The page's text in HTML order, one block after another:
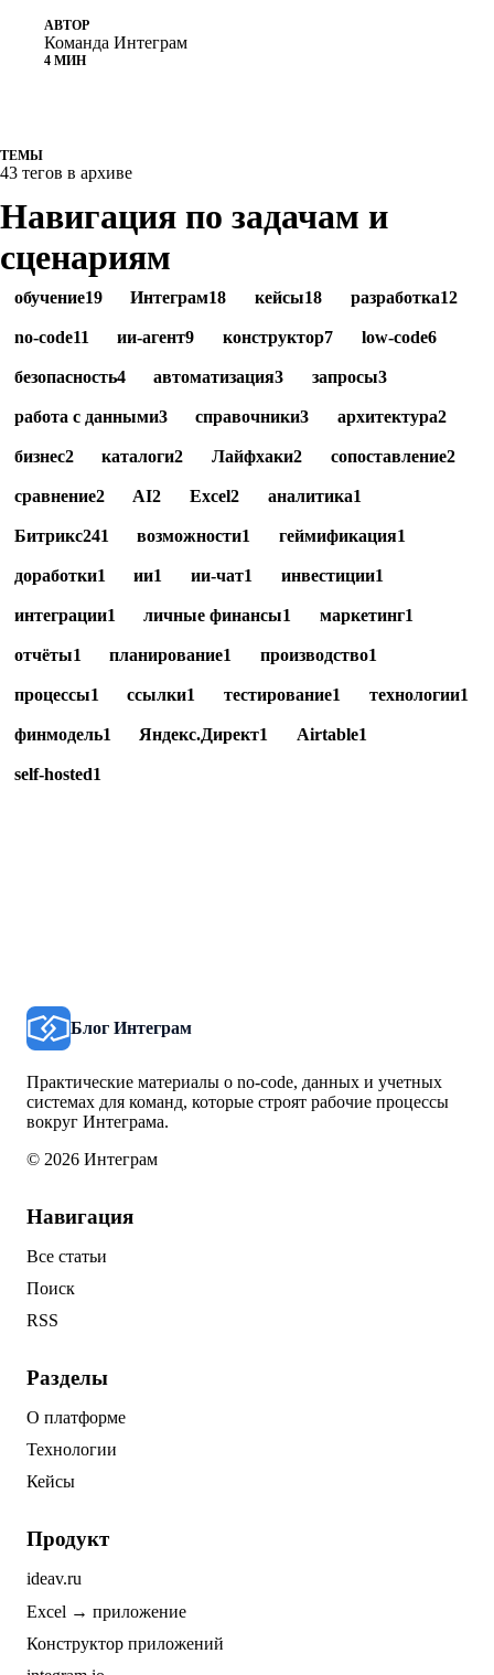
АВТОР
Команда Интеграм
4 МИН
ТЕМЫ
43 тегов в архиве
Навигация по задачам и
сценариям
обучение19 Интеграм18 кейсы18 разработка12
no-code11 ии-агент9 конструктор7 low-code6
безопасность4 автоматизация3 запросы3
работа с данными3 справочники3 архитектура2
бизнес2 каталоги2 Лайфхаки2 сопоставление2
сравнение2 AI2 Excel2 аналитика1
Битрикс241 возможности1 геймификация1
доработки1 ии1 ии-чат1 инвестиции1
интеграции1 личные финансы1 маркетинг1
отчёты1 планирование1 производство1
процессы1 ссылки1 тестирование1 технологии1
финмодель1 Яндекс.Директ1 Airtable1
self-hosted1
Блог Интеграм
Практические материалы о no-code, данных и учетных
системах для команд, которые строят рабочие процессы
вокруг Интеграма.
© 2026 Интеграм
Навигация
Все статьи
Поиск
RSS
Разделы
О платформе
Технологии
Кейсы
Продукт
ideav.ru
Excel → приложение
Конструктор приложений